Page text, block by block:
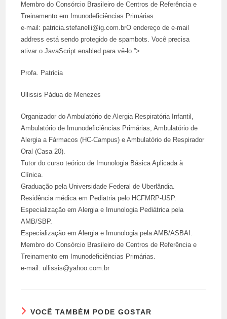
Membro do Consórcio Brasileiro de Centros de Referência e
Treinamento em Imunodeficiências Primárias.
e-mail: patricia.stefanelli@ig.com.brO endereço de e-mail
address está sendo protegido de spambots. Você precisa
ativar o JavaScript enabled para vê-lo.”>
Profa. Patricia
Ullissis Pádua de Menezes
Organizador do Ambulatório de Alergia Respiratória Infantil,
Ambulatório de Imunodeficiências Primárias, Ambulatório de
Alergia a Fármacos (HC-Campus) e Ambulatório de Respirador
Oral (Casa 20).
Tutor do curso teórico de Imunologia Básica Aplicada à
Clínica.
Graduação pela Universidade Federal de Uberlândia.
Residência médica em Pediatria pelo HCFMRP-USP.
Especialização em Alergia e Imunologia Pediátrica pela
AMB/SBP.
Especialização em Alergia e Imunologia pela AMB/ASBAI.
Membro do Consórcio Brasileiro de Centros de Referência e
Treinamento em Imunodeficiências Primárias.
e-mail: ullissis@yahoo.com.br
VOCÊ TAMBÉM PODE GOSTAR